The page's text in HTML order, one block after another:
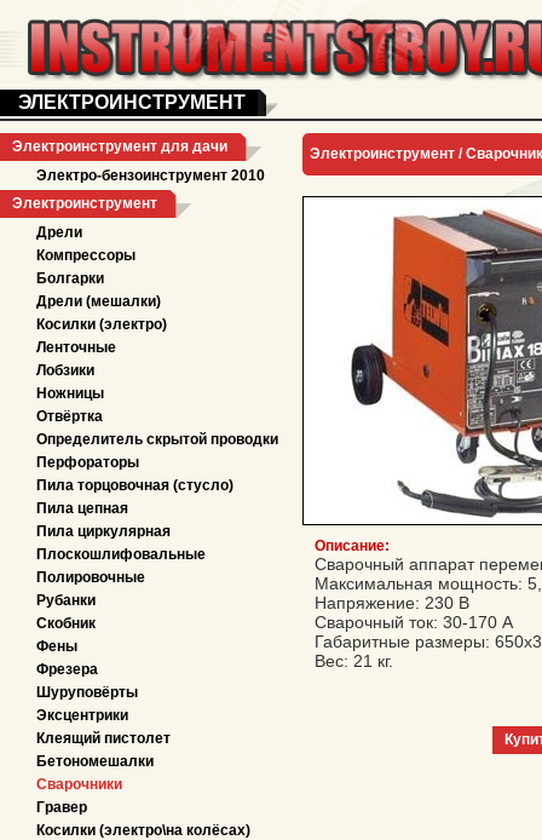
ЭЛЕКТРОИНСТРУМЕНТ
Электроинструмент для дачи
Электро-бензоинструмент 2010
Электроинструмент
Дрели
Компрессоры
Болгарки
Дрели (мешалки)
Косилки (электро)
Ленточные
Лобзики
Ножницы
Отвёртка
Определитель скрытой проводки
Перфораторы
Пила торцовочная (стусло)
Пила цепная
Пила циркулярная
Плоскошлифовальные
Полировочные
Рубанки
Скобник
Фены
Фрезера
Шуруповёрты
Эксцентрики
Клеящий пистолет
Бетономешалки
Сварочники
Гравер
Косилки (электро\на колёсах)
Электроинструмент /
Описание:
Сварочный аппарат
Максимальная мощность:
Напряжение: 230 В
Сварочный ток: 30-170 А
Габаритные размеры:
Вес: 21 кг.